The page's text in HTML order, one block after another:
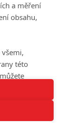
|Pravidla webu
rights reserved /
a měření
obsahu,
této
stránce
funkce.
pouze na